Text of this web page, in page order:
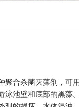
聚合杀菌灭藻剂，可
泳池壁和底部的黑藻